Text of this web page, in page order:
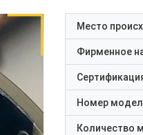
Место
Фирменное
Номер
Количество